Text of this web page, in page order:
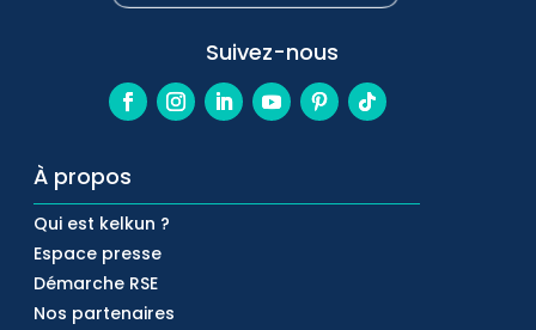
Suivez-nous
À propos
Qui est kelkun ?
Espace presse
Démarche RSE
Nos partenaires